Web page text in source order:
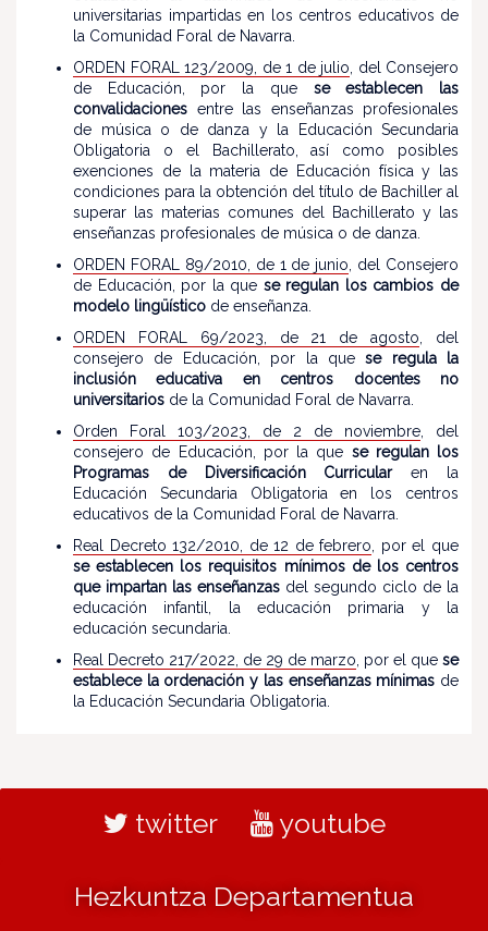
universitarias impartidas en los centros educativos de
la Comunidad Foral de Navarra.
ORDEN FORAL 123/2009, de 1 de julio , del Consejero
de Educación, por la que se establecen las
convalidaciones entre las enseñanzas profesionales
de música o de danza y la Educación Secundaria
Obligatoria o el Bachillerato, así como posibles
exenciones de la materia de Educación física y las
condiciones para la obtención del título de Bachiller al
superar las materias comunes del Bachillerato y las
enseñanzas profesionales de música o de danza.
ORDEN FORAL 89/2010, de 1 de junio , del Consejero
de Educación, por la que se regulan los cambios de
modelo lingüístico de enseñanza.
ORDEN FORAL 69/2023, de 21 de agosto , del
consejero de Educación, por la quese regula la
inclusión educativa en centros docentes no
universitarios de la Comunidad Foral de Navarra.
Orden Foral 103/2023, de 2 de noviembre , del
consejero de Educación, por la que se regulan los
Programas de Diversificación Curricularen la
Educación Secundaria Obligatoria en los centros
educativos de la Comunidad Foral de Navarra.
Real Decreto 132/2010, de 12 de febrero , por el que
se establecen los requisitos mínimos de los centros
que impartan las enseñanzas del segundo ciclo de la
educación infantil, la educación primaria y la
educación secundaria.
Real Decreto 217/2022, de 29 de marzo , por el que se
establece la ordenación y las enseñanzas mínimas de
la Educación Secundaria Obligatoria.
twitter youtube
Hezkuntza Departamentua